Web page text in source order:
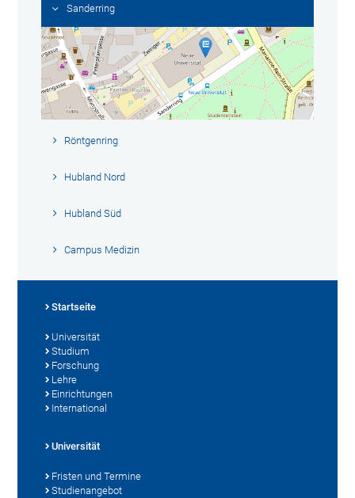
Sanderring
Röntgenring
Hubland Nord
Hubland Süd
Campus Medizin
Startseite
Universität
Studium
Forschung
Lehre
Einrichtungen
International
Universität
Fristen und Termine
Studienangebot